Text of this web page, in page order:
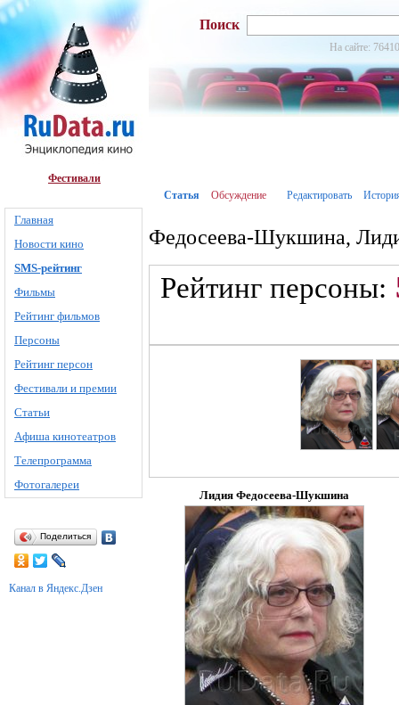
Фестивали
Главная
Новости кино
SMS-рейтинг
Фильмы
Рейтинг фильмов
Персоны
Рейтинг персон
Фестивали и премии
Статьи
Афиша кинотеатров
Телепрограмма
Фотогалереи
Поделиться
Канал в Яндекс.Дзен
Поиск
На сайте:
Статья Обсуждение Редактировать
Федосеева-Шукшина,
Рейтинг персоны:
Лидия Федосеева-Шукшина